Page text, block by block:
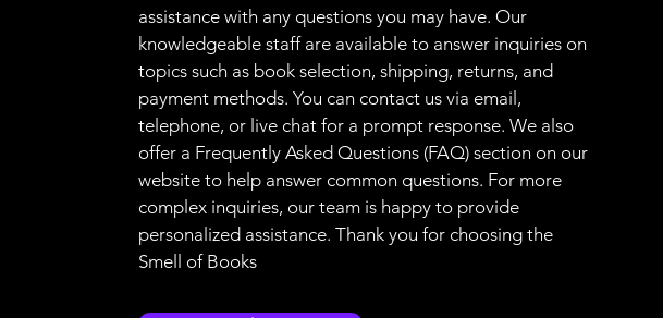
assistance with any questions you may have. Our
knowledgeable staff are available to answer inquiries on
topics such as book selection, shipping, returns, and
payment methods. You can contact us via email,
telephone, or live chat for a prompt response. We also
offer a Frequently Asked Questions (FAQ) section on our
website to help answer common questions. For more
complex inquiries, our team is happy to provide
personalized assistance. Thank you for choosing the
Smell of Books